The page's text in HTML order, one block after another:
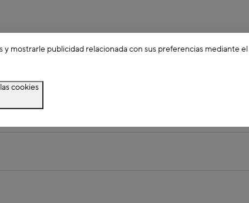
mostrarle publicidad relacionada con sus preferencias mediante
cookies